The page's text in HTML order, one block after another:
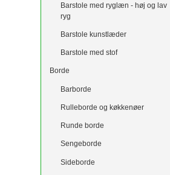
Barstole med ryglæn - høj og lav
ryg
Barstole kunstlæder
Barstole med stof
Borde
Barborde
Rulleborde og køkkenøer
Runde borde
Sengeborde
Sideborde